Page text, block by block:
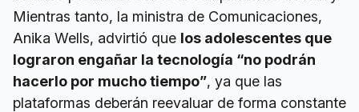
Mientras tanto, la ministra de Comunicaciones,
Anika Wells, advirtió que los adolescentes que
lograron engañar la tecnología “no podrán
hacerlo por mucho tiempo”, ya que las
plataformas deberán reevaluar de forma constante